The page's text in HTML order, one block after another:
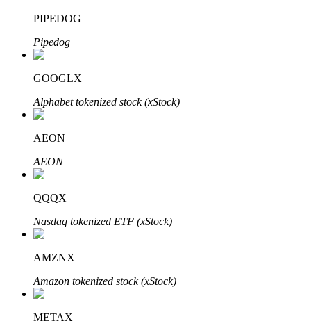
พันธมิตร Bitrue
มากถึง 65% คอมมิชชั่น!
การแนะนำ
PIPEDOG
Pipedog
GOOGLX
Alphabet tokenized stock (xStock)
AEON
AEON
QQQX
Nasdaq tokenized ETF (xStock)
AMZNX
Amazon tokenized stock (xStock)
METAX